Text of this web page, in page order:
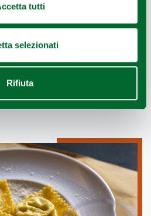
tutti
selezionati
Rifiuta
SAPORI OSTERIA